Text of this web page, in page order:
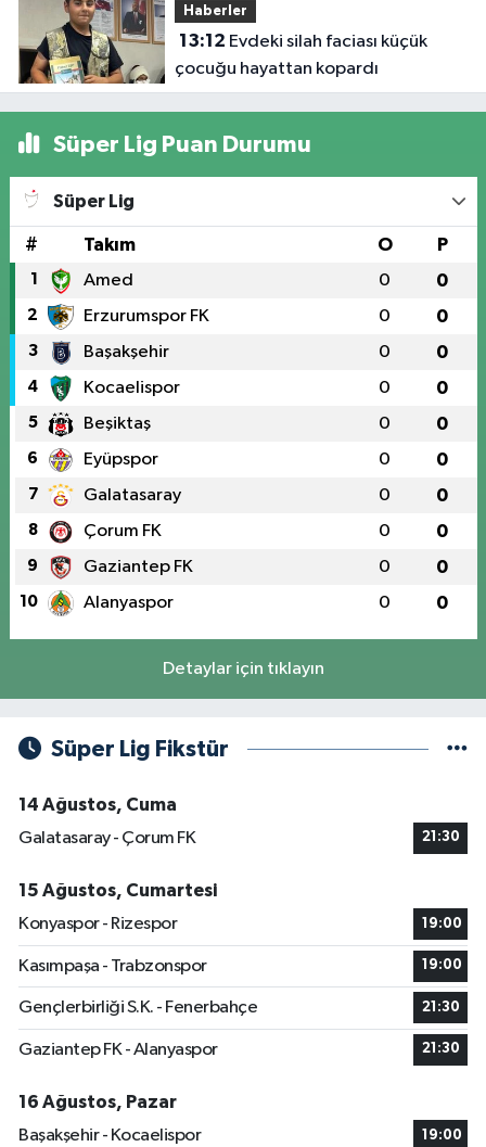
Haberler
13:12
çocuğu hayattan kopardı
Süper Lig Puan Durumu
Süper Lig
# Takım O P
1 Amed 0 0
2 Erzurumspor FK 0 0
3 Başakşehir 0 0
4 Kocaelispor 0 0
5 Beşiktaş 0 0
6 Eyüpspor 0 0
7 Galatasaray 0 0
8 Çorum FK 0 0
9 Gaziantep FK 0 0
10 Alanyaspor 0 0
Detaylar için tıklayın
Süper Lig Fikstür
14 Ağustos, Cuma
Galatasaray - Çorum FK
21:30
15 Ağustos, Cumartesi
Konyaspor - Rizespor
19:00
Kasımpaşa - Trabzonspor 19:00
Gençlerbirliği S.K. - Fenerbahçe 21:30
Gaziantep FK - Alanyaspor 21:30
16 Ağustos, Pazar
Başakşehir - Kocaelispor
19:00